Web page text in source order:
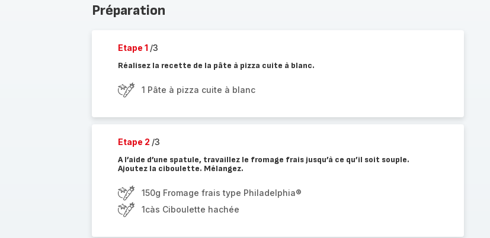
Préparation
Etape 1 /3
Réalisez la recette de la pâte à pizza cuite à blanc.
1 Pâte à pizza cuite à blanc
Etape 2 /3
A l’aide d’une spatule, travaillez le fromage frais jusqu’à ce qu’il soit souple.
Ajoutez la ciboulette. Mélangez.
150g Fromage frais type Philadelphia®
1càs Ciboulette hachée